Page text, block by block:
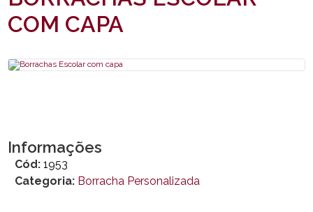
COM CAPA
Informações
Cód: 1953
Categoria: Borracha Personalizada